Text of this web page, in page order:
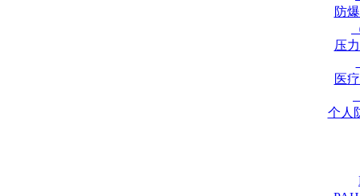
防
压
医
个人